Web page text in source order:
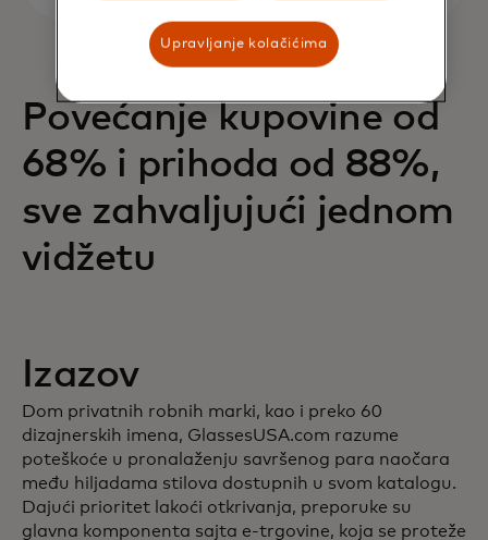
Povećanje kupovine od
68% i prihoda od 88%,
sve zahvaljujući jednom
vidžetu
Izazov
Dom privatnih robnih marki, kao i preko 60
dizajnerskih imena, GlassesUSA.com razume
poteškoće u pronalaženju savršenog para naočara
među hiljadama stilova dostupnih u svom katalogu.
Dajući prioritet lakoći otkrivanja, preporuke su
glavna komponenta sajta e-trgovine, koja se proteže
Upravljanje kolačićima